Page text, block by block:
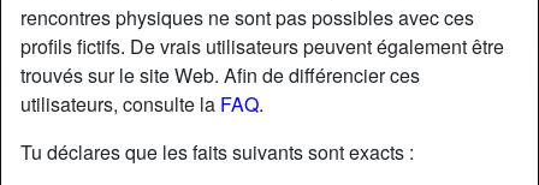
rencontres physiques ne sont pas possibles avec ces
profils fictifs. De vrais utilisateurs peuvent également être
trouvés sur le site Web. Afin de différencier ces
utilisateurs, consulte la FAQ.
Tu déclares que les faits suivants sont exacts :
starAjouter chatDiscuter !